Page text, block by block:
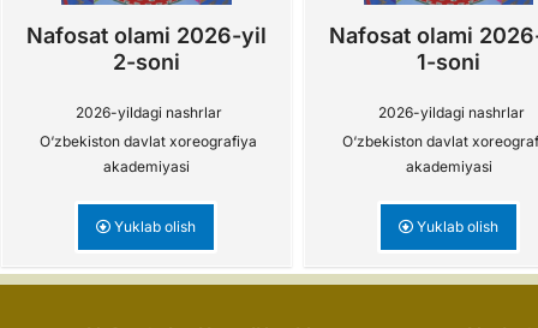
Nafosat olami 2026-yil
2-soni
2026-yildagi nashrlar
O‘zbekiston davlat xoreografiya
akademiyasi
Yuklab olish
Nafosat olami
1-soni
2026-yildagi nashrlar
O‘zbekiston davlat
akademiyasi
Yuklab olish